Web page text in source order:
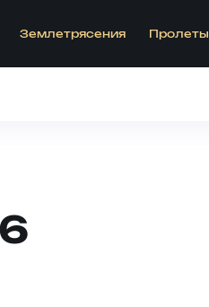
Землетрясения Пролеты